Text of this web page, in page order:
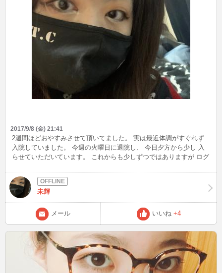
2017/9/8 (金) 21:41
2週間ほどおやすみさせて頂いてました。 実は最近体調がすぐれず
入院していました。 今週の火曜日に退院し、 今日夕方から少し 入
らせていただいています。 これからも少しずつではありますが ログ
ております。
未輝
メール いいね +4